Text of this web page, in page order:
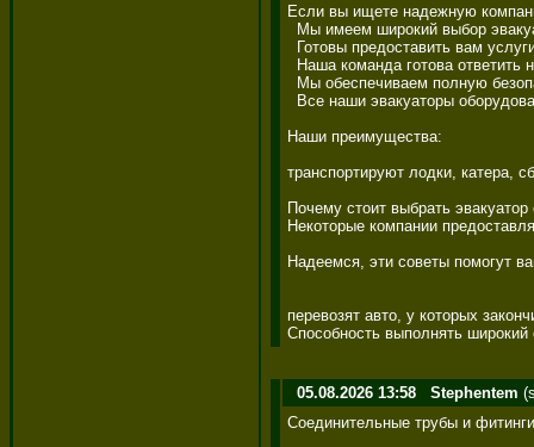
Если вы ищете надежную
Мы имеем широкий выбор
Готовы предоставить вам услуги
Наша команда готова ответить
Мы обеспечиваем полную
Все наши эвакуаторы
Наши преимущества:
транспортируют лодки, катера,
Почему стоит выбрать
Некоторые компании
Надеемся, эти советы помогут
перевозят авто, у которых
Способность выполнять
05.08.2026 13:58 Stephentem
Соединительные трубы и